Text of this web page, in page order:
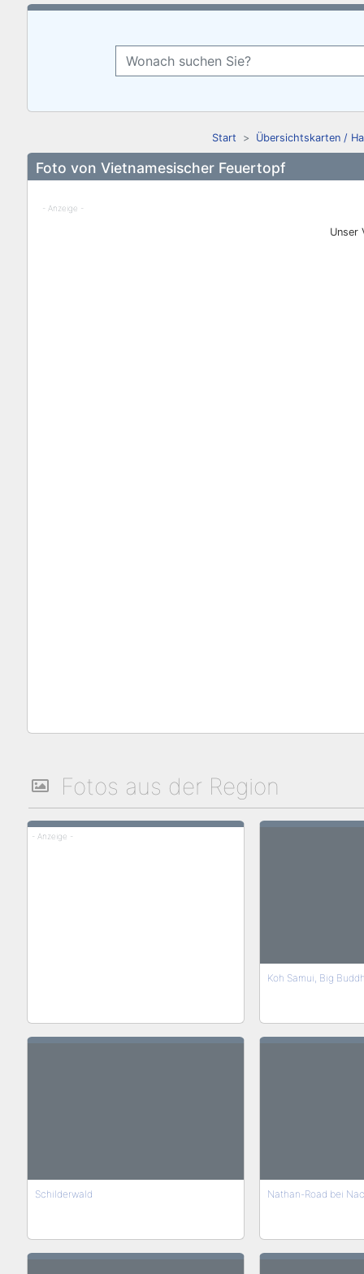
Start Übersichtskarten /
Foto von Vietnamesischer Feuertopf
- Anzeige -
Unser
Fotos aus der Region
- Anzeige -
Koh Samui, Big
Schilderwald Nathan-Road bei